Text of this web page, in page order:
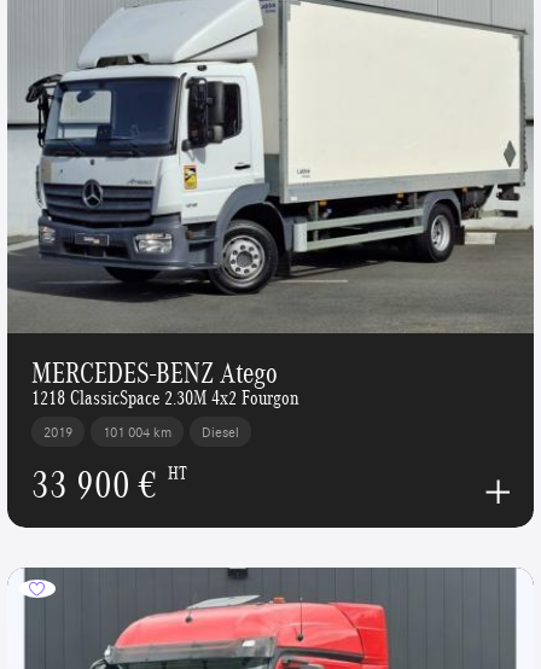
MERCEDES-BENZ Atego
1218 ClassicSpace 2.30M 4x2 Fourgon
2019 101 004 km Diesel
33 900 € HT